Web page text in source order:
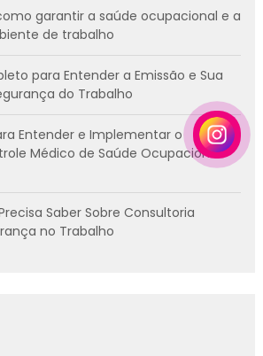
garantir a saúde ocupacional e a
de trabalho
para Entender a Emissão e Sua
do Trabalho
Entender e Implementar o
Médico de Saúde Ocupacional
Saber Sobre Consultoria
no Trabalho